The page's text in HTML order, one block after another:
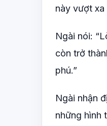
này vượt
Ngài nói:
còn trở
phú.”
Ngài nhận
những hình